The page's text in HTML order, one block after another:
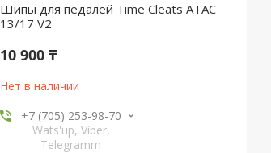
Шипы для педалей Time Cleats ATAC
13/17 V2
10 900 ₸
Нет в наличии
+7 (705) 253-98-70
Wats'up, Viber,
Telegramm